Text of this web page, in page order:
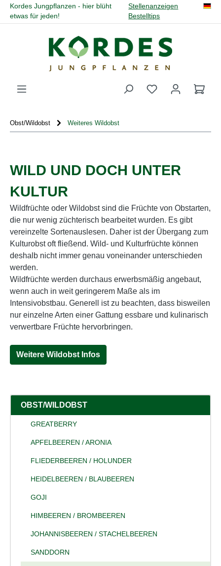
springen
Kordes Jungpflanzen - hier blüht
etwas für jeden!
Stellenanzeigen
Bestelltips
Du hast 0
Obst/Wildobst Weiteres Wildobst
WILD UND DOCH UNTER
KULTUR
Wildfrüchte oder Wildobst sind die Früchte von Obstarten,
die nur wenig züchterisch bearbeitet wurden. Es gibt
vereinzelte Sortenauslesen. Daher ist der Übergang zum
Kulturobst oft fließend. Wild- und Kulturfrüchte können
deshalb nicht immer genau voneinander unterschieden
werden.
Wildfrüchte werden durchaus erwerbsmäßig angebaut,
wenn auch in weit geringerem Maße als im
Intensivobstbau. Generell ist zu beachten, dass bisweilen
nur einzelne Arten einer Gattung essbare und kulinarisch
verwertbare Früchte hervorbringen.
Weitere Wildobst Infos
OBST/WILDOBST
GREATBERRY
APFELBEEREN / ARONIA
FLIEDERBEEREN / HOLUNDER
HEIDELBEEREN / BLAUBEEREN
GOJI
HIMBEEREN / BROMBEEREN
JOHANNISBEEREN / STACHELBEEREN
SANDDORN